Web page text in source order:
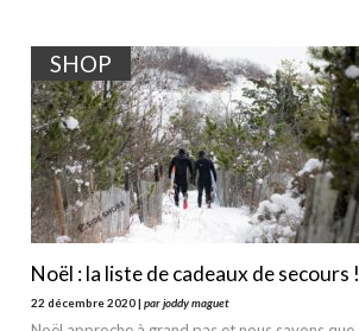
SHOP
Noël : la liste de cadeaux de secours !
22 décembre 2020 | par joddy maguet